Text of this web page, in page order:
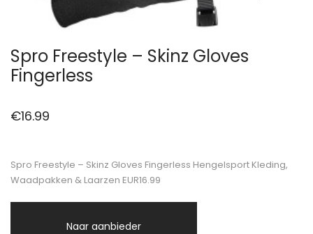
Spro Freestyle – Skinz Gloves
Fingerless
€16.99
Spro Freestyle – Skinz Gloves Fingerless Hengelsport Kleding,
Waadpakken & Laarzen EUR16.99
Naar aanbieder